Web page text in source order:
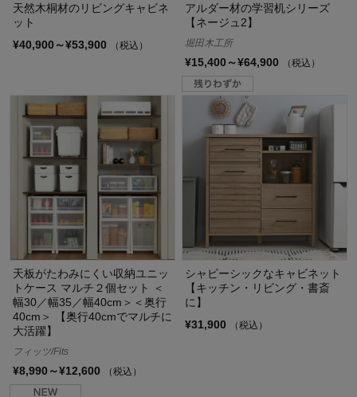
天然木桐材のリビングキャビネ
ット
¥40,900～¥53,900
（税込）
アルダー材の学習机シリーズ
【ネージュ2】
堀田木工所
¥15,400～¥64,900 （税込）
天板がたわみにくい収納ユニッ
トケース マルチ２個セット ＜
幅30／幅35／幅40cm＞＜奥行
40cm＞ 【奥行40cmでマルチに
大活躍】
フィッツ/Fits
¥8,990～¥12,600 （税込）
シャビーシックなキャビネット
【キッチン・リビング・書斎
に】
¥31,900
（税込）